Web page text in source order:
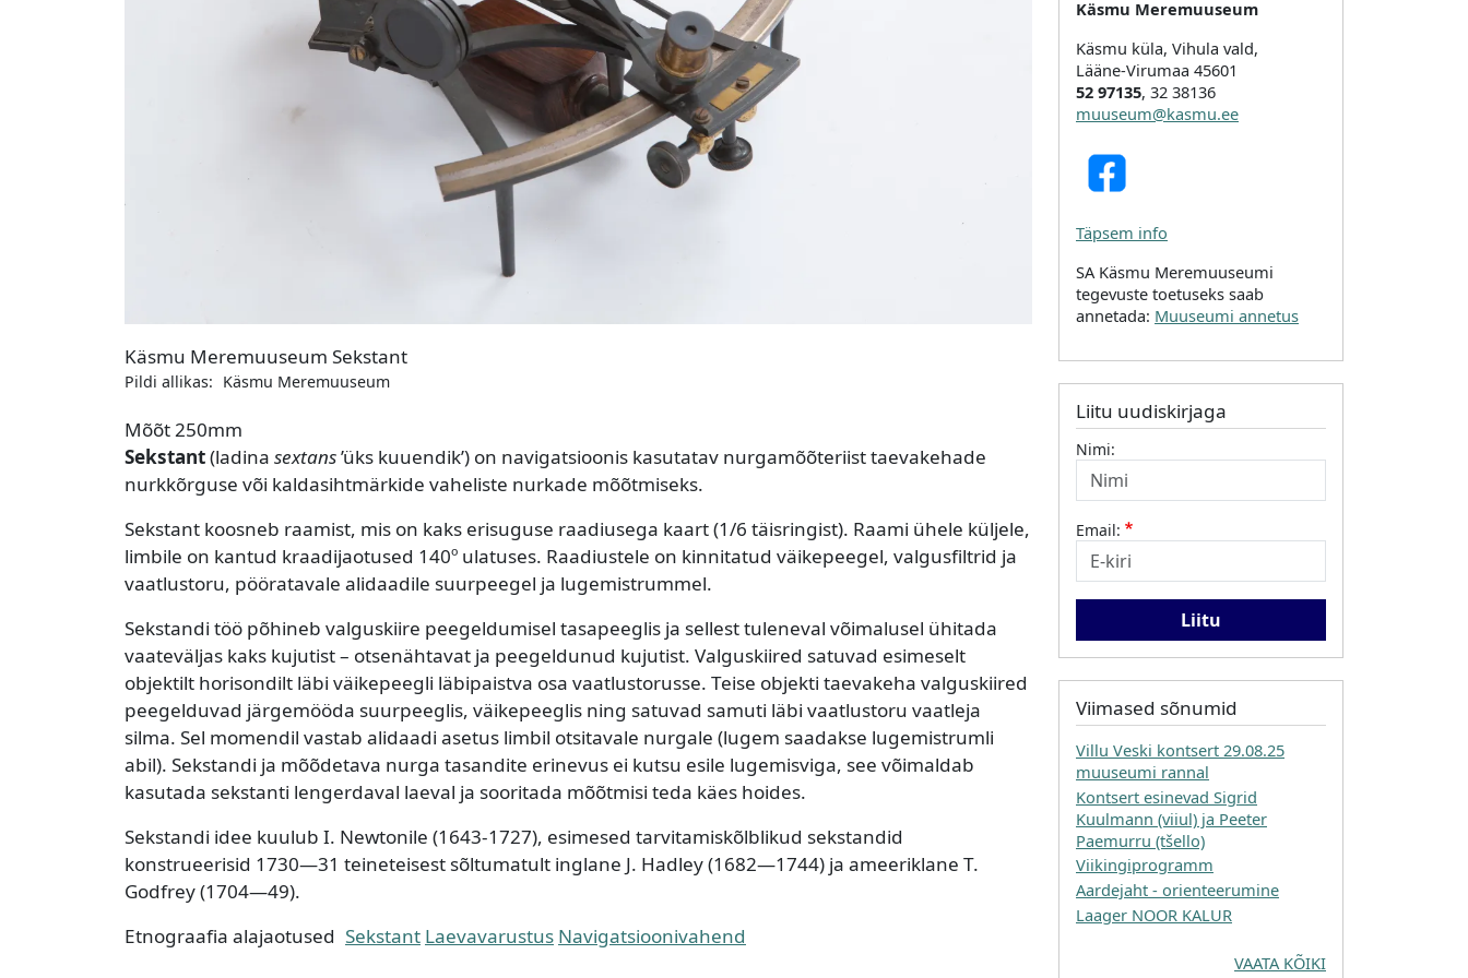
Käsmu Meremuuseum Sekstant
Pildi allikas: Käsmu Meremuuseum
Mõõt250mm
Sekstant(ladina sextans’üks kuuendik’) on navigatsioonis kasutatav nurgamõõteriist taevakehade
nurkkõrguse või kaldasihtmärkide vaheliste nurkade mõõtmiseks.
Sekstant koosneb raamist, mis on kaks erisuguse raadiusega kaart (1/6 täisringist). Raami ühele küljele,
limbile on kantud kraadijaotused 140º ulatuses. Raadiustele on kinnitatud väikepeegel, valgusfiltrid ja
vaatlustoru, pööratavale alidaadile suurpeegel ja lugemistrummel.
Sekstandi töö põhineb valguskiire peegeldumisel tasapeeglis ja sellest tuleneval võimalusel ühitada
vaateväljas kaks kujutist – otsenähtavat ja peegeldunud kujutist. Valguskiired satuvad esimeselt
objektilt horisondilt läbi väikepeegli läbipaistva osa vaatlustorusse. Teise objekti taevakeha valguskiired
peegelduvad järgemööda suurpeeglis, väikepeeglis ning satuvad samuti läbi vaatlustoru vaatleja
silma. Sel momendil vastab alidaadi asetus limbil otsitavale nurgale (lugem saadakse lugemistrumli
abil). Sekstandi ja mõõdetava nurga tasandite erinevus ei kutsu esile lugemisviga, see võimaldab
kasutada sekstanti lengerdaval laeval ja sooritada mõõtmisi teda käes hoides.
Sekstandi idee kuulub I. Newtonile (1643-1727), esimesed tarvitamiskõlblikud sekstandid
konstrueerisid 1730—31 teineteisest sõltumatult inglane J. Hadley (1682—1744) ja ameeriklane T.
Godfrey (1704—49).
Etnograafia alajaotused Sekstant Laevavarustus Navigatsioonivahend
Käsmu Meremuuseum
Käsmu küla, Vihula vald,
Lääne-Virumaa 45601
52 97135, 32 38136
muuseum@kasmu.ee
Täpsem info
SA Käsmu Meremuuseumi
tegevuste toetuseks saab
annetada: Muuseumi annetus
Liitu uudiskirjaga
Nimi:
Email:
Viimased sõnumid
Villu Veski kontsert 29.08.25
muuseumi rannal
Kontsert esinevad Sigrid
Kuulmann (viiul) ja Peeter
Paemurru (tšello)
Viikingiprogramm
Aardejaht - orienteerumine
Laager NOOR KALUR
VAATA KÕIKI